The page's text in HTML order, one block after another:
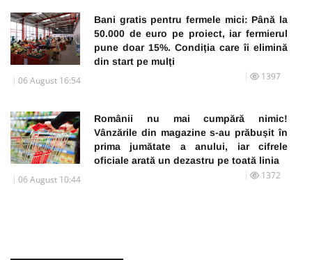
Bani gratis pentru fermele mici: Până la
50.000 de euro pe proiect, iar fermierul
pune doar 15%. Condiția care îi elimină
din start pe mulți
06 August 16:54 1397
Românii nu mai cumpără nimic!
Vânzările din magazine s-au prăbușit în
prima jumătate a anului, iar cifrele
oficiale arată un dezastru pe toată linia
06 August 10:44 1372